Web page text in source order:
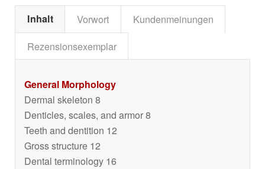
Inhalt Vorwort
Kundenmeinungen
Rezensionsexemplar
General Morphology
Dermal skeleton 8
Denticles, scales, and armor 8
Teeth and dentition 12
Gross structure 12
Dental terminology 16